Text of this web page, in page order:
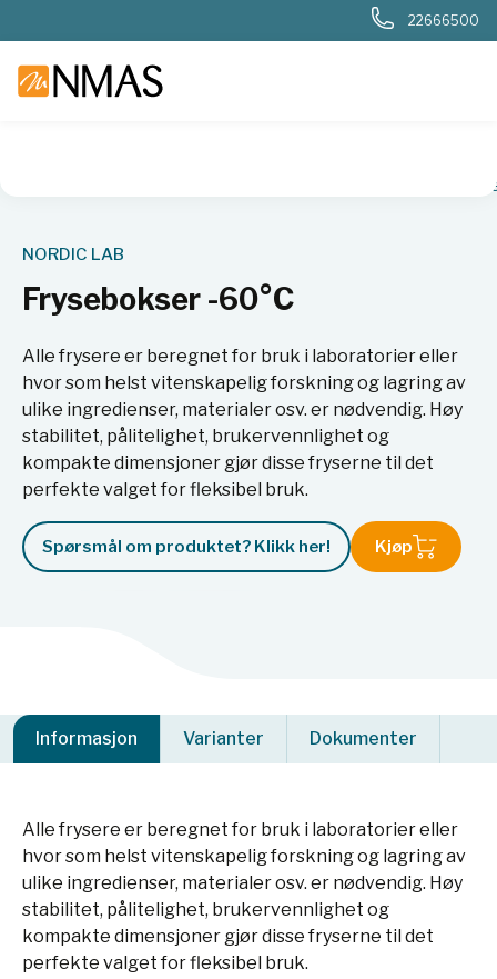
22666500
NORDIC LAB
Frysebokser -60°C
Alle frysere er beregnet for bruk i laboratorier eller
hvor som helst vitenskapelig forskning og lagring av
ulike ingredienser, materialer osv. er nødvendig. Høy
stabilitet, pålitelighet, brukervennlighet og
kompakte dimensjoner gjør disse fryserne til det
perfekte valget for fleksibel bruk.
Spørsmål om produktet? Klikk her! Kjøp
Informasjon Varianter Dokumenter
Alle frysere er beregnet for bruk i laboratorier eller
hvor som helst vitenskapelig forskning og lagring av
ulike ingredienser, materialer osv. er nødvendig. Høy
stabilitet, pålitelighet, brukervennlighet og
kompakte dimensjoner gjør disse fryserne til det
perfekte valget for fleksibel bruk.